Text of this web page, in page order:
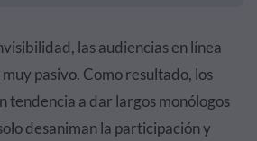
las audiencias en línea
pasivo. Como resultado, los
tendencia a dar largos monólogos
desaniman la participación y